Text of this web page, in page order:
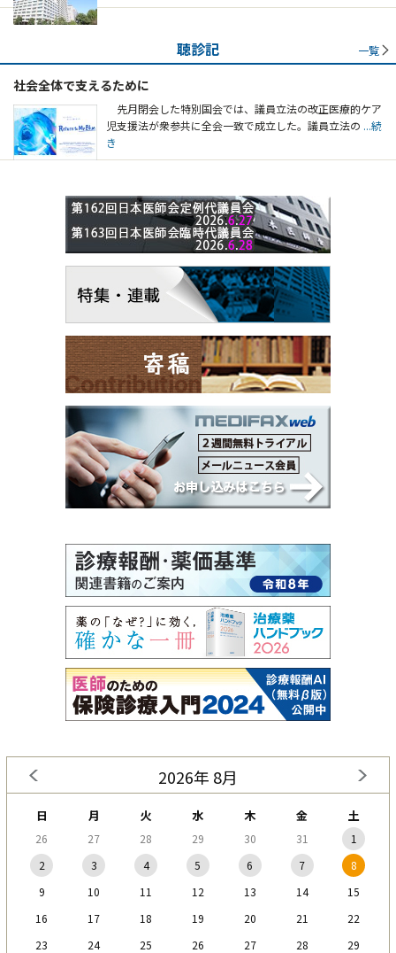
聴診記 一覧
社会全体で支えるために
先月閉会した特別国会では、議員立法の改正医療的ケア
児支援法が衆参共に全会一致で成立した。議員立法の ...続
き
2026年 8月
日 月 火 水 木 金 土
26 27 28 29 30 31
1
2
3 4 5 6 7
8
9
10 11 12 13 14
15
16
17 18 19 20 21
22
23
24 25 26 27 28
29